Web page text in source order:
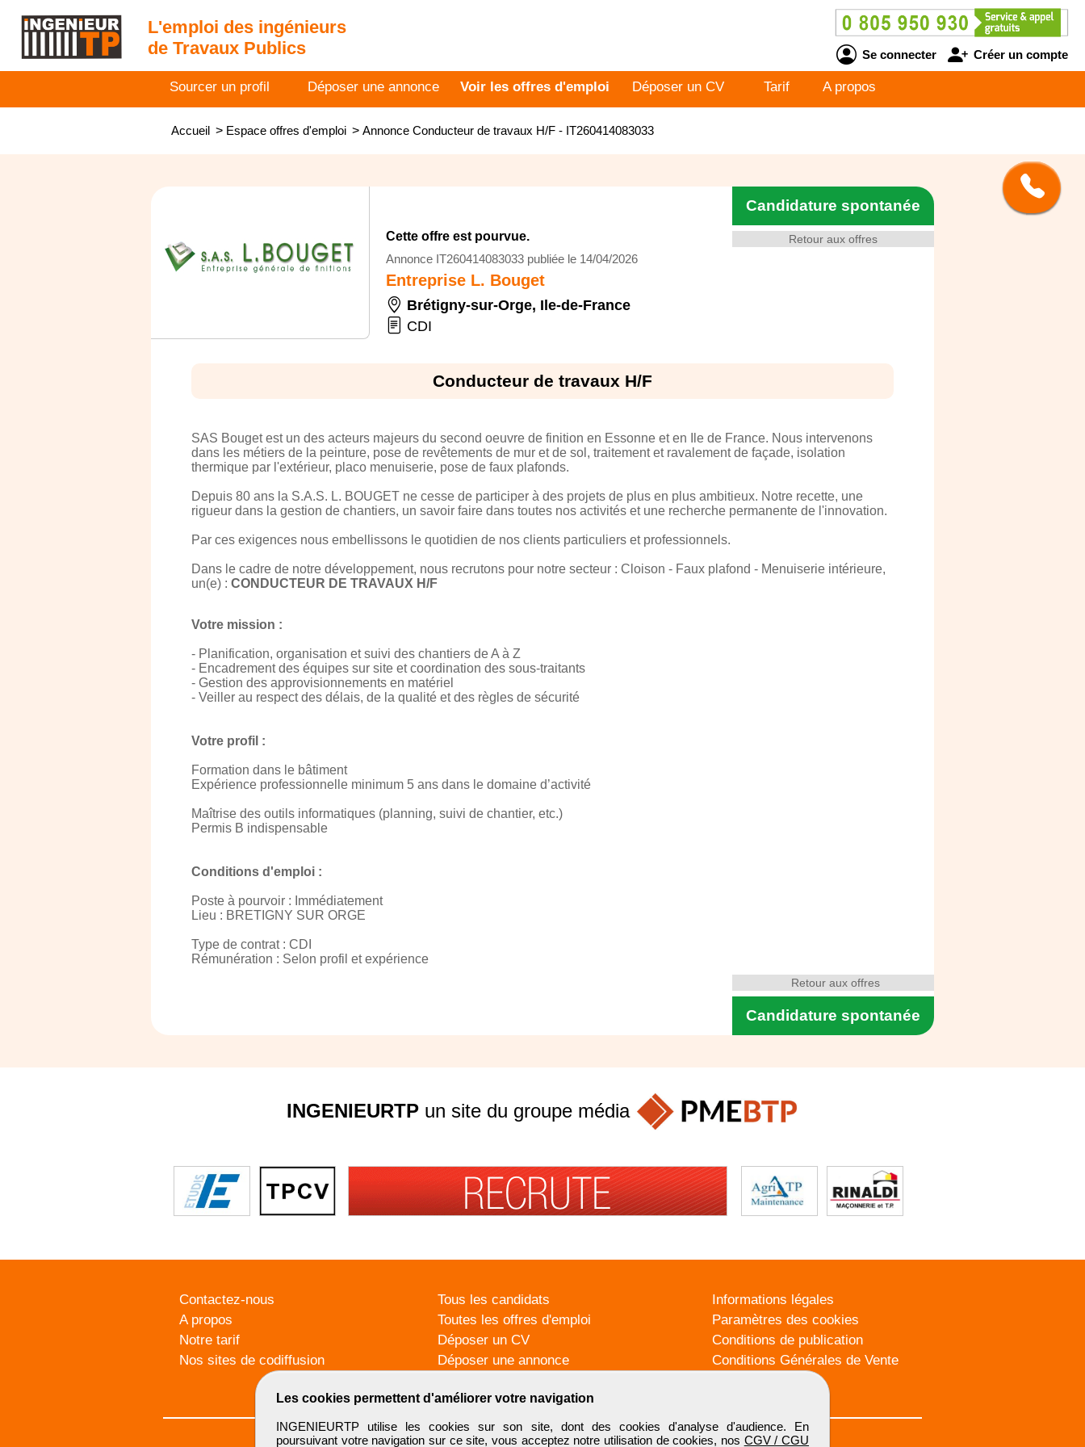
L'emploi des ingénieurs
de Travaux Publics
Se connecter Créer un compte
Sourcer un profil Déposer une annonce Voir les offres d'emploi Déposer un CV Tarif A propos
Accueil > Espace offres d'emploi > Annonce Conducteur de travaux H/F - IT260414083033
Retour aux offres
Candidature spontanée
Cette offre est pourvue.
Annonce IT260414083033 publiée le 14/04/2026
Entreprise L. Bouget
Brétigny-sur-Orge, Ile-de-France
CDI
Conducteur de travaux H/F
SAS Bouget est un des acteurs majeurs du second oeuvre de finition en Essonne et en Ile de France. Nous intervenons
dans les métiers de la peinture, pose de revêtements de mur et de sol, traitement et ravalement de façade, isolation
thermique par l'extérieur, placo menuiserie, pose de faux plafonds.
Depuis 80 ans la S.A.S. L. BOUGET ne cesse de participer à des projets de plus en plus ambitieux. Notre recette, une
rigueur dans la gestion de chantiers, un savoir faire dans toutes nos activités et une recherche permanente de l'innovation.
Par ces exigences nous embellissons le quotidien de nos clients particuliers et professionnels.
Dans le cadre de notre développement, nous recrutons pour notre secteur : Cloison - Faux plafond - Menuiserie intérieure,
un(e) : CONDUCTEUR DE TRAVAUX H/F
Votre mission :
- Planification, organisation et suivi des chantiers de A à Z
- Encadrement des équipes sur site et coordination des sous-traitants
- Gestion des approvisionnements en matériel
- Veiller au respect des délais, de la qualité et des règles de sécurité
Votre profil :
Formation dans le bâtiment
Expérience professionnelle minimum 5 ans dans le domaine d’activité
Maîtrise des outils informatiques (planning, suivi de chantier, etc.)
Permis B indispensable
Conditions d'emploi :
Poste à pourvoir : Immédiatement
Lieu : BRETIGNY SUR ORGE
Type de contrat : CDI
Rémunération : Selon profil et expérience
Candidature spontanée
Retour aux offres
Les cookies permettent d'améliorer votre navigation
INGENIEURTP utilise les cookies sur son site, dont des cookies d'analyse d'audience. En
poursuivant votre navigation sur ce site, vous acceptez notre utilisation de cookies, nos CGV / CGU
INGENIEURTPun site du groupe média
Contactez-nous
A propos
Notre tarif
Nos sites de codiffusion
Tous les candidats
Toutes les offres d'emploi
Déposer un CV
Déposer une annonce
Informations légales
Paramètres des cookies
Conditions de publication
Conditions Générales de Vente